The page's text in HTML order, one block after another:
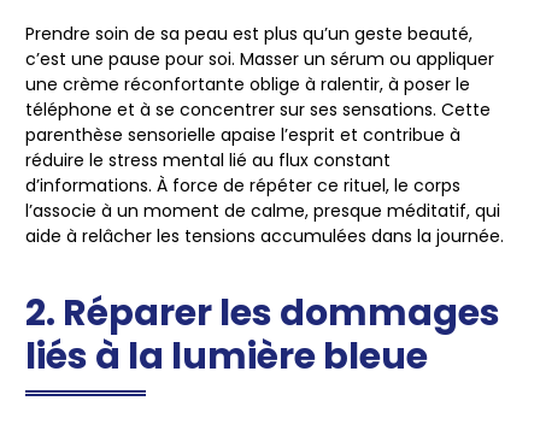
Prendre soin de sa peau est plus qu’un geste beauté,
c’est une pause pour soi. Masser un sérum ou appliquer
une crème réconfortante oblige à ralentir, à poser le
téléphone et à se concentrer sur ses sensations. Cette
parenthèse sensorielle apaise l’esprit et contribue à
réduire le stress mental lié au flux constant
d’informations. À force de répéter ce rituel, le corps
l’associe à un moment de calme, presque méditatif, qui
aide à relâcher les tensions accumulées dans la journée.
2. Réparer les dommages
liés à la lumière bleue